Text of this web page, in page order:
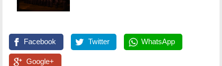
Facebook Twitter WhatsApp
Google+